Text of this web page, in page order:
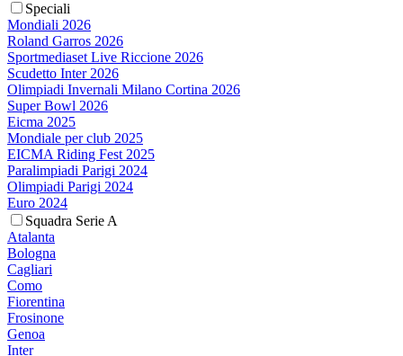
Speciali
Mondiali 2026
Roland Garros 2026
Sportmediaset Live Riccione 2026
Scudetto Inter 2026
Olimpiadi Invernali Milano Cortina 2026
Super Bowl 2026
Eicma 2025
Mondiale per club 2025
EICMA Riding Fest 2025
Paralimpiadi Parigi 2024
Olimpiadi Parigi 2024
Euro 2024
Squadra Serie A
Atalanta
Bologna
Cagliari
Como
Fiorentina
Frosinone
Genoa
Inter